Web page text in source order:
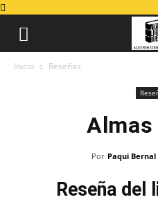
Inicio Reseñas
Por Paqui Bernal
Reseña del